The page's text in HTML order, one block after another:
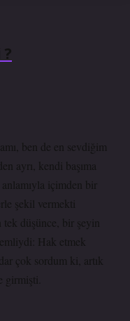
ben de en sevdiğim
ayrı, kendi başıma
içimden bir
şekil vermekti
düşünce, bir şeyin
Hak etmek
çok sordum ki, artık